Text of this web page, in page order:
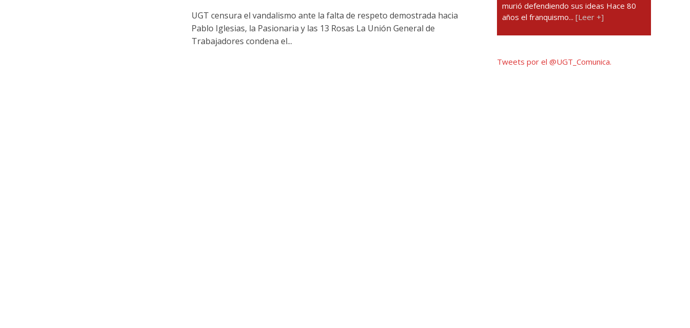
UGT censura el vandalismo ante la falta de respeto demostrada hacia
Pablo Iglesias, la Pasionaria y las 13 Rosas La Unión General de
Trabajadores condena el...
murió defendiendo sus ideas Hace 80
años el franquismo...[Leer +]
Tweets por el @UGT_Comunica.